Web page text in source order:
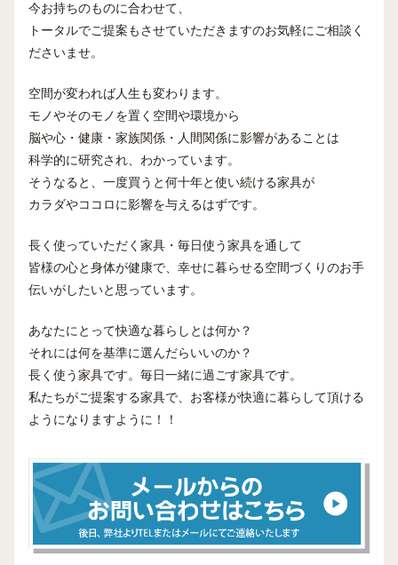
今お持ちのものに合わせて、
トータルでご提案もさせていただきますのお気軽にご相談く
ださいませ。
空間が変われば人生も変わります。
モノやそのモノを置く空間や環境から
脳や心・健康・家族関係・人間関係に影響があることは
科学的に研究され、わかっています。
そうなると、一度買うと何十年と使い続ける家具が
カラダやココロに影響を与えるはずです。
長く使っていただく家具・毎日使う家具を通して
皆様の心と身体が健康で、幸せに暮らせる空間づくりのお手
伝いがしたいと思っています。
あなたにとって快適な暮らしとは何か？
それには何を基準に選んだらいいのか？
長く使う家具です。毎日一緒に過ごす家具です。
私たちがご提案する家具で、お客様が快適に暮らして頂ける
ようになりますように！！